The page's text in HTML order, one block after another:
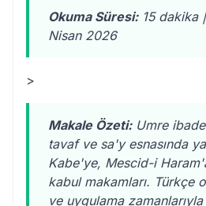
Okuma Süresi:15 dakika
Nisan 2026
>
Makale Özeti:Umre
tavaf ve sa'y esnasında
Kabe'ye, Mescid-i
kabul makamları. Türkçe
ve uygulama